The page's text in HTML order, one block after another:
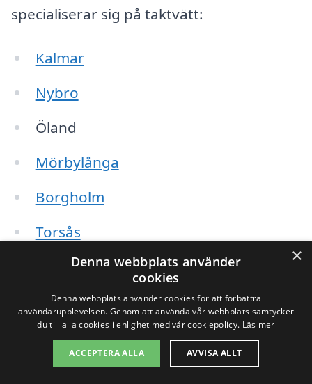
specialiserar sig på taktvätt:
Kalmar
Nybro
Öland
Mörbylånga
Borgholm
Torsås
Högsby
Löttorp
Krokom
×
Denna webbplats använder
cookies
Denna webbplats använder cookies för att förbättra
användarupplevelsen. Genom att använda vår webbplats samtycker
du till alla cookies i enlighet med vår cookiepolicy. Läs mer
ACCEPTERA ALLA AVVISA ALLT